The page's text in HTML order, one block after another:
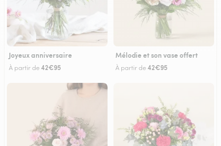
Joyeux anniversaire
À partir de42€95
Mélodie et son vase offert
À partir de42€95